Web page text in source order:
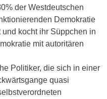
der Westdeutschen
Demokratie
kocht ihr Süppchen in
mit autoritären
Politiker, die sich in einer
quasi